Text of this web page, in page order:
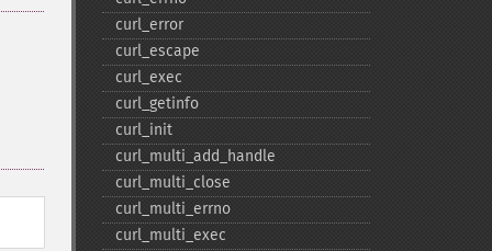
curl_​error
curl_​escape
curl_​exec
curl_​getinfo
curl_​init
curl_​multi_​add_​handle
curl_​multi_​close
curl_​multi_​errno
curl_​multi_​exec